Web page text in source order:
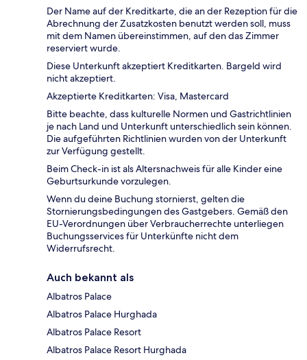
Der Name auf der Kreditkarte, die an der Rezeption für die
Abrechnung der Zusatzkosten benutzt werden soll, muss
mit dem Namen übereinstimmen, auf den das Zimmer
reserviert wurde.
Diese Unterkunft akzeptiert Kreditkarten. Bargeld wird
nicht akzeptiert.
Akzeptierte Kreditkarten: Visa, Mastercard
Bitte beachte, dass kulturelle Normen und Gastrichtlinien
je nach Land und Unterkunft unterschiedlich sein können.
Die aufgeführten Richtlinien wurden von der Unterkunft
zur Verfügung gestellt.
Beim Check-in ist als Altersnachweis für alle Kinder eine
Geburtsurkunde vorzulegen.
Wenn du deine Buchung stornierst, gelten die
Stornierungsbedingungen des Gastgebers. Gemäß den
EU-Verordnungen über Verbraucherrechte unterliegen
Buchungsservices für Unterkünfte nicht dem
Widerrufsrecht.
Auch bekannt als
Albatros Palace
Albatros Palace Hurghada
Albatros Palace Resort
Albatros Palace Resort Hurghada